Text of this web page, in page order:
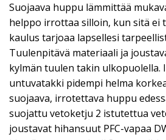
Suojaava huppu lämmittää
helppo irrottaa silloin, kun sitä ei
kaulus tarjoaa lapsellesi
Tuulenpitävä materiaali ja
kylmän tuulen takin ulkopuolella.
untuvatakki pidempi helma
suojaava, irrotettava huppu
suojattu vetoketju 2 istutettua
joustavat hihansuut PFC-vapaa